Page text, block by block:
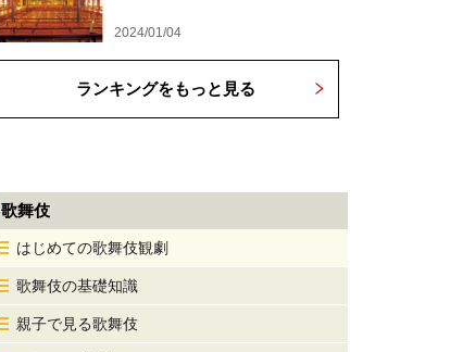
2024/01/04
ランキングをもっと見る
歌舞伎
はじめての歌舞伎観劇
歌舞伎の基礎知識
親子で見る歌舞伎